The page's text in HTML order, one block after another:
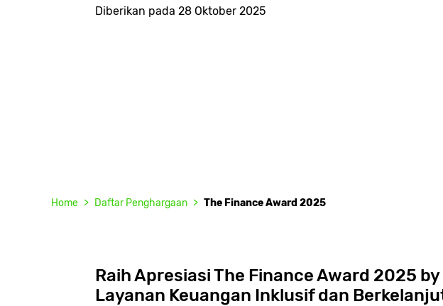
Diberikan pada 28 Oktober 2025
Home Daftar Penghargaan The Finance Award 2025
Raih Apresiasi The Finance Award 2025
Layanan Keuangan Inklusif dan